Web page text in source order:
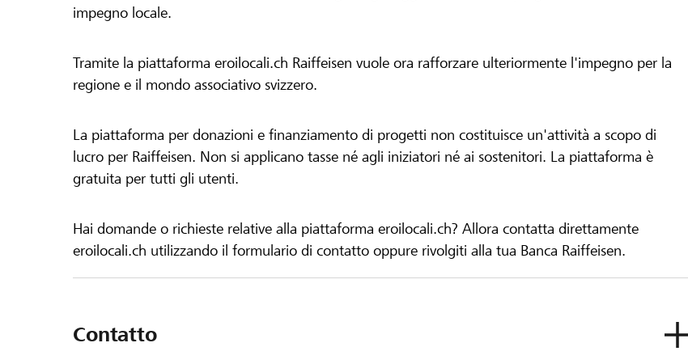
impegno locale.
Tramite la piattaforma eroilocali.ch Raiffeisen vuole ora rafforzare ulteriormente l'impegno per la
regione e il mondo associativo svizzero.
La piattaforma per donazioni e finanziamento di progetti non costituisce un'attività a scopo di
lucro per Raiffeisen. Non si applicano tasse né agli iniziatori né ai sostenitori. La piattaforma è
gratuita per tutti gli utenti.
Hai domande o richieste relative alla piattaforma eroilocali.ch? Allora contatta direttamente
eroilocali.ch utilizzando il formulario di contatto oppure rivolgiti alla tua Banca Raiffeisen.
Contatto